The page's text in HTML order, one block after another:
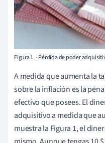
Figura 1. - Pérdida de poder
A medida que aumenta la
sobre la inflación es la
efectivo que posees. El
adquisitivo a medida que
muestra la Figura 1, el